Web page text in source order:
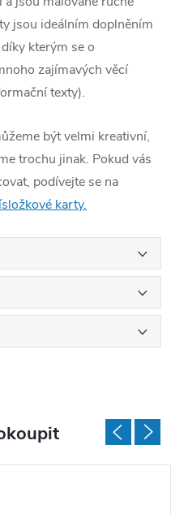
jsou ideálním doplněním
kterým se o
zajímavých věcí
texty).
být velmi kreativní,
trochu jinak. Pokud vás
podívejte se na
karty.